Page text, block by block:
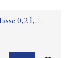
0,2 l,
cm Tasse: H